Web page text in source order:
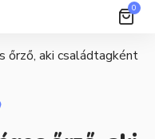
0
őrző, aki családtagként